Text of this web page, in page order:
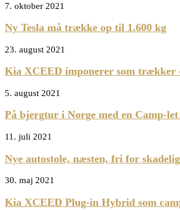
7. oktober 2021
Ny Tesla må trække op til 1.600 kg
23. august 2021
Kia XCEED imponerer som trækker
5. august 2021
På bjergtur i Norge med en Camp-let
11. juli 2021
Nye autostole, næsten, fri for
30. maj 2021
Kia XCEED Plug-in Hybrid som